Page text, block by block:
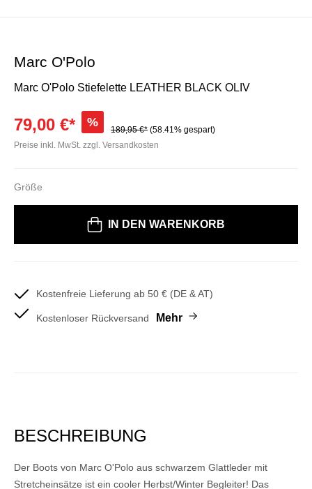
Marc O'Polo
Marc O'Polo Stiefelette LEATHER BLACK OLIV
79,00 €* %
189,95 €* (58.41% gespart)
Preise inkl. MwSt. zzgl. Versandkosten
Größe
IN DEN WARENKORB
Kostenfreie Lieferung ab 50 € (DE & AT)
Kostenloser Rückversand Mehr
BESCHREIBUNG
Der Boots von Marc O'Polo aus schwarzem Glattleder mit
Stretcheinsätze ist ein cooler Herbst/Winter Begleiter! Das